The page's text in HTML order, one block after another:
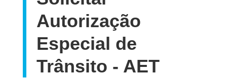
Autorização
Especial de
Trânsito - AET